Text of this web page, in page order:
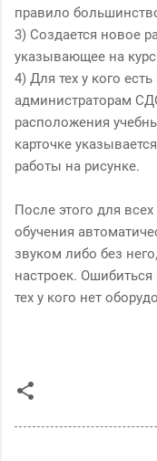
правило
3) Создается новое
указывающее на
4) Для тех у кого
администраторам
расположения
карточке
работы на рисунке.
После этого для
обучения
звуком либо без
настроек.
тех у кого нет